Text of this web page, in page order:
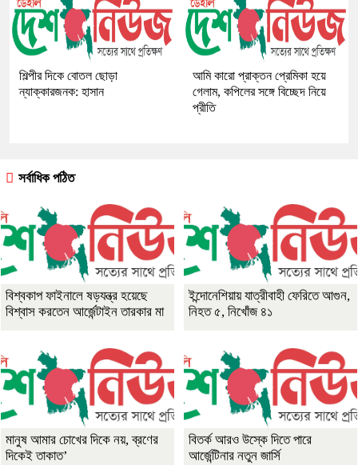
শিল্পীর দিকে বোতল ছোড়া
ন্যাক্কারজনক: হাসান
আমি কারো প্রাক্তন প্রেমিকা হয়ে
গেলাম, কপিলের সঙ্গে বিচ্ছেদ নিয়ে
প্রীতি
সর্বাধিক পঠিত
বিশ্বকাপ ফাইনালে ষড়যন্ত্র হয়েছে
বিশ্বাস করতেন আর্জেন্টাইন তারকার মা
ইন্দোনেশিয়ায় যাত্রীবাহী ফেরিতে আগুন,
নিহত ৫, নিখোঁজ ৪১
মানুষ আমার চোখের দিকে নয়, ব্রণের
দিকেই তাকাত’
বিতর্ক আরও উস্কে দিতে পারে
আর্জেন্টিনার নতুন জার্সি